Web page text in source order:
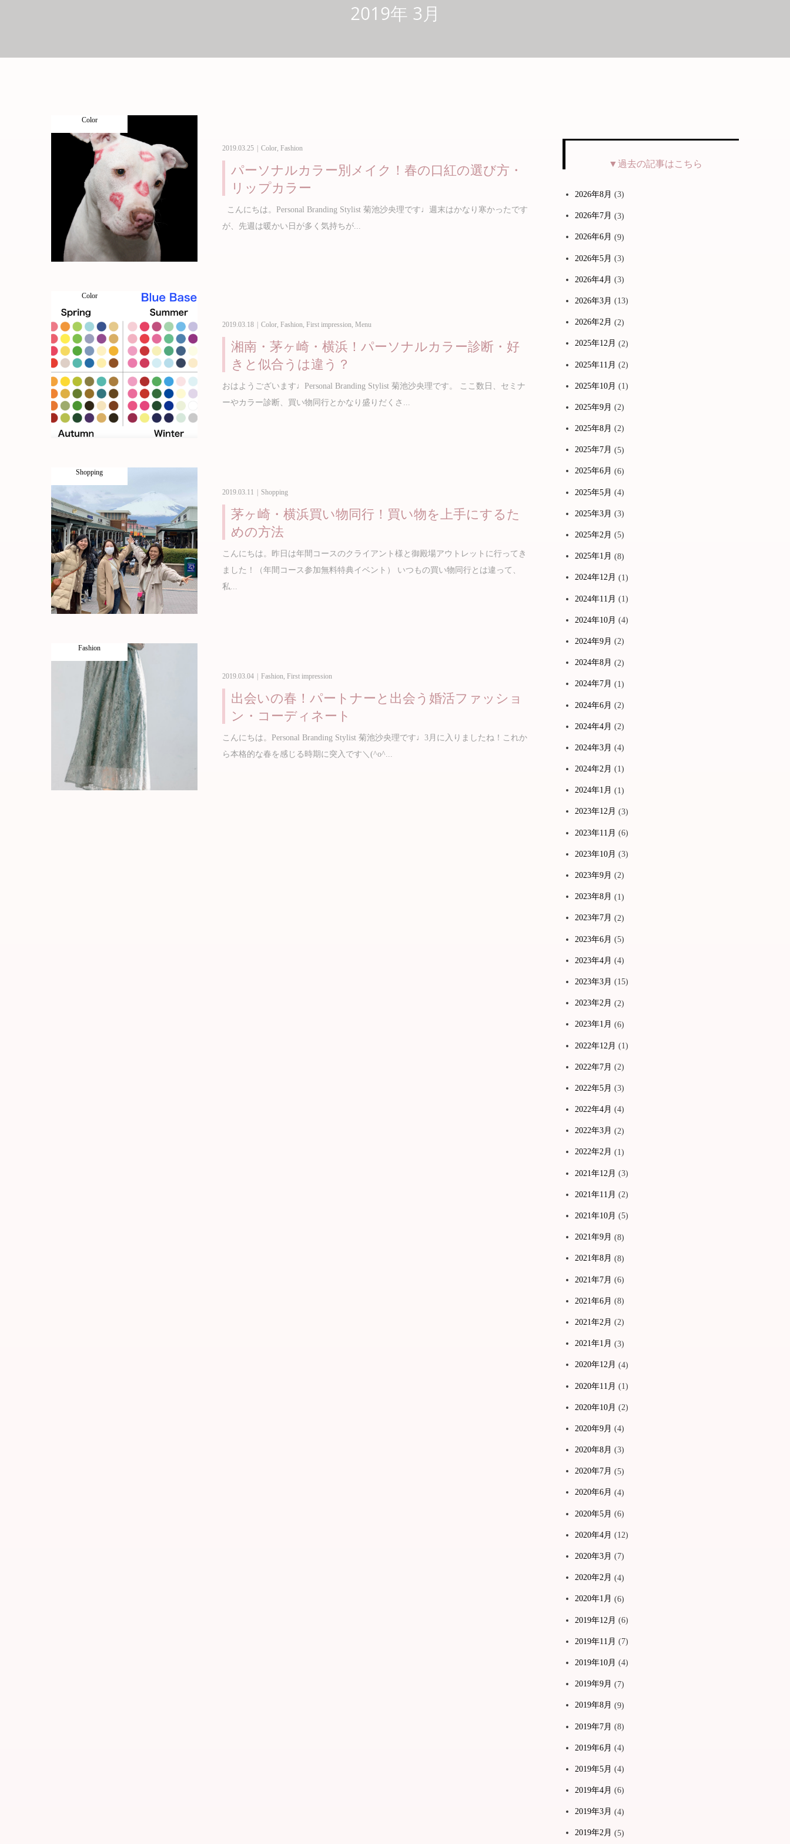
2019年 3月
Color
2019.03.25 Color,Fashion
パーソナルカラー別メイク！春の口紅の選び方・
リップカラー
こんにちは。Personal Branding Stylist 菊池沙央理です♩週末はかなり寒かったです
が、先週は暖かい日が多く気持ちが...
Color
2019.03.18 Color ,Fashion ,First impression ,Menu
湘南・茅ヶ崎・横浜！パーソナルカラー診断・好
きと似合うは違う？
おはようございます♩Personal Branding Stylist 菊池沙央理です。 ここ数日、セミナ
ーやカラー診断、買い物同行とかなり盛りだくさ...
Shopping
2019.03.11 Shopping
茅ヶ崎・横浜買い物同行！買い物を上手にするた
めの方法
こんにちは。昨日は年間コースのクライアント様と御殿場アウトレットに行ってき
ました！（年間コース参加無料特典イベント） いつもの買い物同行とは違って、
私...
Fashion
2019.03.04 Fashion,First impression
出会いの春！パートナーと出会う婚活ファッショ
ン・コーディネート
こんにちは。Personal Branding Stylist 菊池沙央理です♩3月に入りましたね！これか
ら本格的な春を感じる時期に突入です＼(^o^...
▼過去の記事はこちら
2026年8月 (3)
2026年7月 (3)
2026年6月 (9)
2026年5月 (3)
2026年4月 (3)
2026年3月 (13)
2026年2月 (2)
2025年12月 (2)
2025年11月 (2)
2025年10月 (1)
2025年9月 (2)
2025年8月 (2)
2025年7月 (5)
2025年6月 (6)
2025年5月 (4)
2025年3月 (3)
2025年2月 (5)
2025年1月 (8)
2024年12月 (1)
2024年11月 (1)
2024年10月 (4)
2024年9月 (2)
2024年8月 (2)
2024年7月 (1)
2024年6月 (2)
2024年4月 (2)
2024年3月 (4)
2024年2月 (1)
2024年1月 (1)
2023年12月 (3)
2023年11月 (6)
2023年10月 (3)
2023年9月 (2)
2023年8月 (1)
2023年7月 (2)
2023年6月 (5)
2023年4月 (4)
2023年3月 (15)
2023年2月 (2)
2023年1月 (6)
2022年12月 (1)
2022年7月 (2)
2022年5月 (3)
2022年4月 (4)
2022年3月 (2)
2022年2月 (1)
2021年12月 (3)
2021年11月 (2)
2021年10月 (5)
2021年9月 (8)
2021年8月 (8)
2021年7月 (6)
2021年6月 (8)
2021年2月 (2)
2021年1月 (3)
2020年12月 (4)
2020年11月 (1)
2020年10月 (2)
2020年9月 (4)
2020年8月 (3)
2020年7月 (5)
2020年6月 (4)
2020年5月 (6)
2020年4月 (12)
2020年3月 (7)
2020年2月 (4)
2020年1月 (6)
2019年12月 (6)
2019年11月 (7)
2019年10月 (4)
2019年9月 (7)
2019年8月 (9)
2019年7月 (8)
2019年6月 (4)
2019年5月 (4)
2019年4月 (6)
2019年3月 (4)
2019年2月 (5)